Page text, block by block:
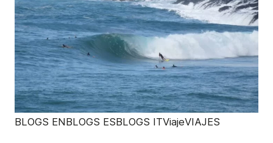
BLOGS ENBLOGS ESBLOGS ITViajeVIAJES